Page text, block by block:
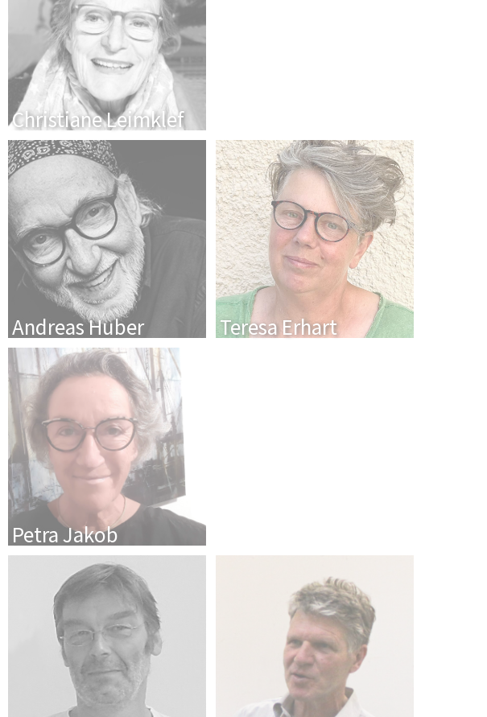
Christiane Leimklef
Andreas Huber Teresa Erhart
Petra Jakob